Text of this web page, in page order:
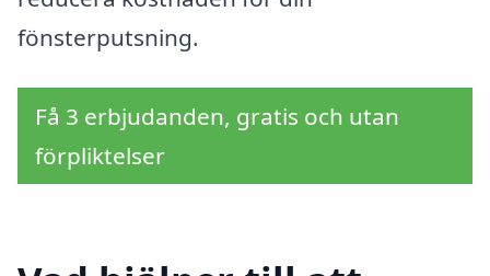
fönsterputsning.
Få 3 erbjudanden, gratis och utan
förpliktelser